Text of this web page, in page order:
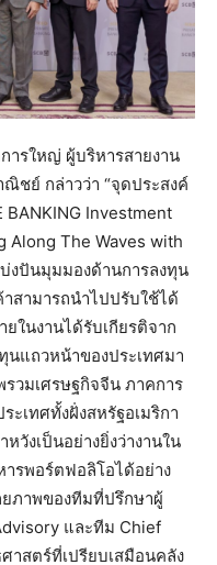
ารใหญ่ ผู้บริหารสายงาน
ณิชย์ กล่าวว่า “จุดประสงค์
BANKING Investment
Along The Waves with
งปันมุมมองด้านการลงทุน
สามารถนำไปปรับใช้ได้
ในงานได้รับเกียรติจาก
นแถวหน้าของประเทศมา
วมเศรษฐกิจจีน ภาคการ
ะเทศทั้งฝั่งสหรัฐอเมริกา
วังเป็นอย่างยิ่งว่างานใน
รพอร์ตฟอลิโอได้อย่าง
ภาพของทีมที่ปรึกษาผู้
และทีม Chief
าสตร์ที่เปรียบเสมือนคลัง